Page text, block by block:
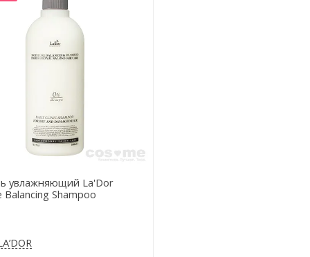
увлажняющий La'Dor
Balancing Shampoo